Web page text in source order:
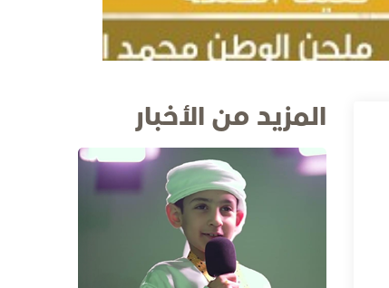
المزيد من الأخبار